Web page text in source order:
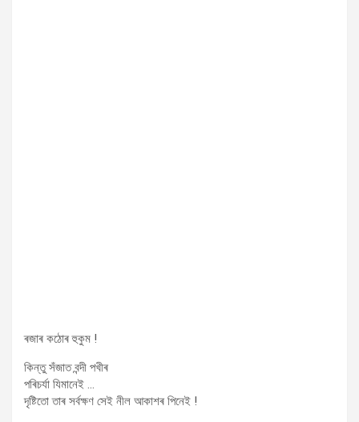
ৰজাৰ কঠোৰ হুকুম !
কিন্তু সঁজাত বন্দী পখীৰ
পৰিচৰ্যা যিমানেই …
দৃষ্টিতো তাৰ সৰ্বক্ষণ সেই নীল আকাশৰ পিনেই !